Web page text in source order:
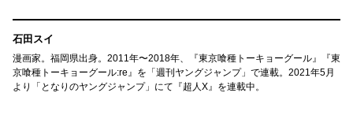
石田スイ
漫画家。福岡県出身。2011年〜2018年、『東京喰種トーキョーグール』『東
京喰種トーキョーグール:re』を「週刊ヤングジャンプ」で連載。2021年5月
より「となりのヤングジャンプ」にて『超人X』を連載中。